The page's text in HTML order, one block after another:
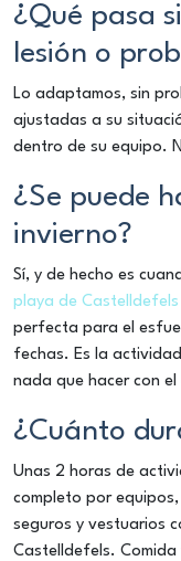
¿Qué pasa
lesión o
Lo adaptamos, sin
ajustadas a su
dentro de su equipo.
¿Se puede
invierno?
Sí, y de hecho es
playa de Castelldefels
perfecta para el
fechas. Es la
nada que hacer con el
¿Cuánto
Unas 2 horas de
completo por
seguros y vestuarios
Castelldefels. Comida